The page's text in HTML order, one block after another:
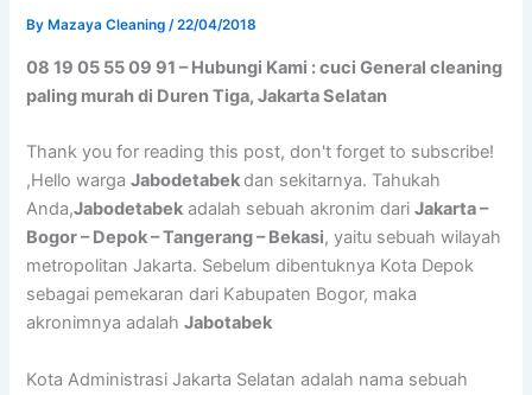
By Mazaya Cleaning/22/04/2018
08 19 05 55 09 91 – Hubungi Kami : cuci General cleaning
paling murah di Duren Tiga, Jakarta Selatan
Thank you for reading this post, don't forget to subscribe!
,Hello wargaJabodetabekdan sekitarnya. Tahukah
Anda,Jabodetabek adalah sebuah akronim dariJakarta –
Bogor – Depok – Tangerang – Bekasi, yaitu sebuah wilayah
metropolitan Jakarta. Sebelum dibentuknya Kota Depok
sebagai pemekaran dari Kabupaten Bogor, maka
akronimnya adalahJabotabek
Kota Administrasi Jakarta Selatan adalah nama sebuah